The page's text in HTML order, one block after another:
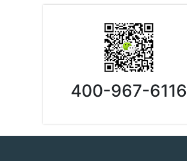
400-967-6116